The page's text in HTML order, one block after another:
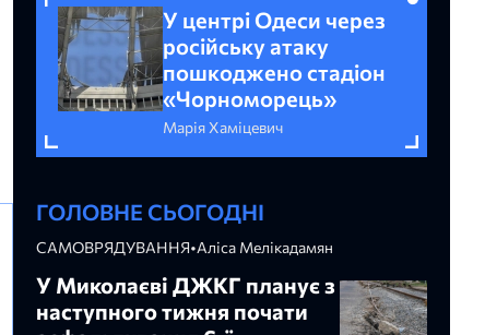
У центрі Одеси через
російську атаку
пошкоджено стадіон
«Чорноморець»
Марія Хаміцевич
ГОЛОВНЕ СЬОГОДНІ
САМОВРЯДУВАННЯ•Аліса Мелікадамян
У Миколаєві ДЖКГ планує з
наступного тижня почати